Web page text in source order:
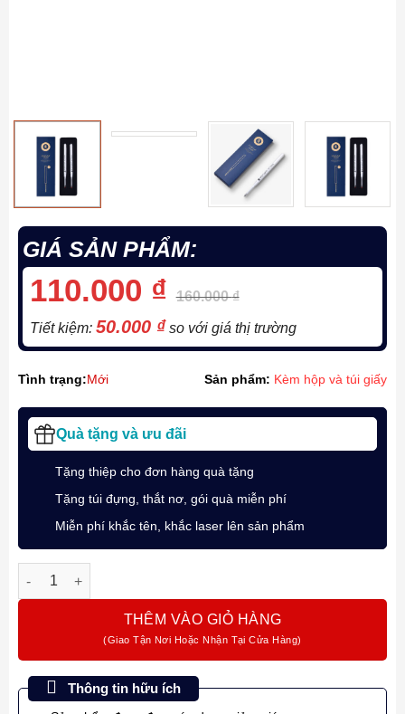
GIÁ SẢN PHẨM:
110.000 ₫ 160.000₫
Tiết kiệm: 50.000 ₫so với giá thị trường
Tình trạng:Mới Sản phẩm: Kèm hộp và túi giấy
Quà tặng và ưu đãi
Tặng thiệp cho đơn hàng quà tặng
Tặng túi đựng, thắt nơ, gói quà miễn phí
Miễn phí khắc tên, khắc laser lên sản phẩm
Set 2 ngòi bút bi Montagut cao cấp (ngòi cho bút dạng bấm)
THÊM VÀO GIỎ HÀNG
Thông tin hữu ích